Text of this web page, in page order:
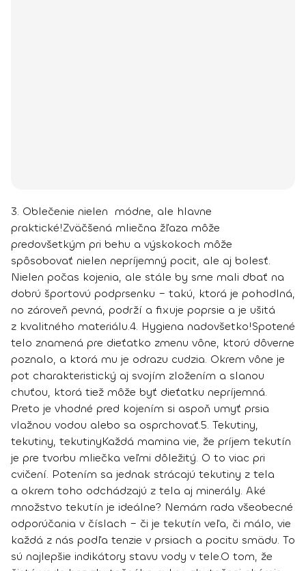
3. Oblečenie nielen módne, ale hlavne
praktické!Zväčšená mliečna žľaza môže
predovšetkým pri behu a výskokoch môže
spôsobovať nielen nepríjemný pocit, ale aj bolesť.
Nielen počas kojenia, ale stále by sme mali dbať na
dobrú športovú podprsenku – takú, ktorá je pohodlná,
no zároveň pevná, podrží a fixuje poprsie a je ušitá
z kvalitného materiálu.4. Hygiena nadovšetko!Spotené
telo znamená pre dieťatko zmenu vône, ktorú dôverne
poznalo, a ktorá mu je odrazu cudzia. Okrem vône je
pot charakteristický aj svojím zložením a slanou
chuťou, ktorá tiež môže byť dieťatku nepríjemná.
Preto je vhodné pred kojením si aspoň umyť prsia
vlažnou vodou alebo sa osprchovať.5. Tekutiny,
tekutiny, tekutinyKaždá mamina vie, že príjem tekutín
je pre tvorbu mliečka veľmi dôležitý. O to viac pri
cvičení. Potením sa jednak strácajú tekutiny z tela
a okrem toho odchádzajú z tela aj minerály. Aké
množstvo tekutín je ideálne? Nemám rada všeobecné
odporúčania v číslach – či je tekutín veľa, či málo, vie
každá z nás podľa tenzie v prsiach a pocitu smädu. To
sú najlepšie indikátory stavu vody v tele.O tom, že